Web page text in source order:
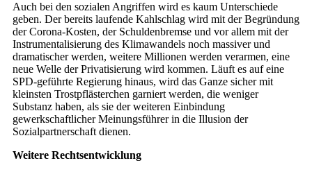
Auch bei den sozialen Angriffen wird es kaum Unterschiede
geben. Der bereits laufende Kahlschlag wird mit der Begründung
der Corona-Kosten, der Schuldenbremse und vor allem mit der
Instrumentalisierung des Klimawandels noch massiver und
dramatischer werden, weitere Millionen werden verarmen, eine
neue Welle der Privatisierung wird kommen. Läuft es auf eine
SPD-geführte Regierung hinaus, wird das Ganze sicher mit
kleinsten Trostpflästerchen garniert werden, die weniger
Substanz haben, als sie der weiteren Einbindung
gewerkschaftlicher Meinungsführer in die Illusion der
Sozialpartnerschaft dienen.
Weitere Rechtsentwicklung